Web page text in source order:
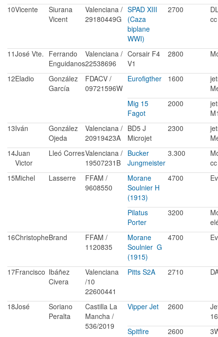
10Vicente
Siurana
Vicent
Valenciana /
29180449G
SPAD XIII
(Caza
biplane
WWI)
2700
cc
11José Vte. Ferrando
Enguidanos
Valenciana /
22538696
Corsair F4
V1
2800
12Eladio
González
García
FDACV /
09721596W
Eurofigther 1600
Mig 15
Fagot
2000
13Iván
González
Ojeda
Valenciana /
20919423A
BD5 J
Microjet
2300
14Juan
Victor
Lleó CorresValenciana /
19507231B
Bucker
Jungmeister
3.300
cc
15Michel Lasserre
FFAM /
9608550
Morane
Soulnier H
(1913)
4700
Pilatus
Porter
3200
16ChristopheBrand
FFAM /
1120835
Morane
Soulnier G
(1915)
4700
17Francisco Ibáñez
Civera
Valenciana
/10
22600441
Pitts S2A 2710
18José
Soriano
Peralta
Castilla La
Mancha /
536/2019
Vipper Jet 2600
Spitfire
2600